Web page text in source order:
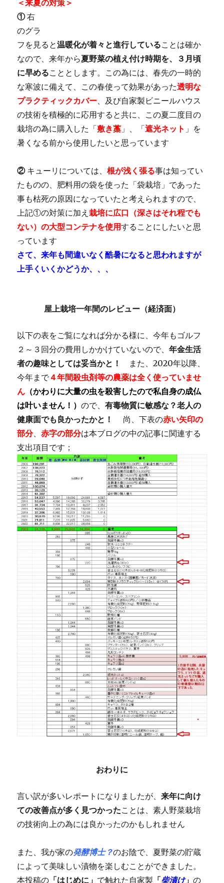
＜来夏の対策＞
①右
のグラ
フを見ると温暖化が着々と進行していることは確か
なので、来年から夏野菜の植え付け時期を、３月頃
に早めることとします。この為には、春先の一時的
な寒波に備えて、この春使って効果があった透明な
プラクティックカバー 、及び自家製ビニールハウス
の技術を積極的に応用すると共に、この夏二度目の
栽培の為に購入した「敷き藁 」、「遮光ネット 」を
暑くなる前から使用したいと思っています
②キューリについては、根が浅く張る事は知ってい
たものの、肥料用の袋を使った「袋栽培」であった
事も枯死の原因になっていたと考えられますので、
上記①の対策に加え栽培に広口（深さはそれ程でも
ない）の大型コンテナを使用することにしたいと思
っています
さて、来年も間違いなく酷暑になると思われますが
上手くいくかどうか、、、
屋上栽培一年間のレビュー（経済面）
以下の表をご覧になれば分かる様に、今年もゴルフ
２～３回分の費用しかかけていないので、年金生活
者の趣味としては妥当かと！
また、2020年以降、
今年まで４年間殺虫剤等の農薬は全く使っていませ
ん （かわりに大量の虫を殺害したので私自身の成仏
は叶いません！）ので、有毒物質に敏感な？老人の
健康面でも良かったかと！ 尚、下表の赤い矢印の
部分、赤字の部分は本ブログの中の記事に関連する
支出項目です；
おわりに
言い訳が多いレポートになりましたが、来年に向け
ての改善点が多く見つかったことは、素人野菜栽培
の技術向上の為には良かったのかもしれません
また、我が家の発酵博士？のお陰で、夏野菜の貯蔵
によって美味しい漬物を楽しむことができました。
本投稿の 「はじめに」 で触れた自家製 「柴漬け」の